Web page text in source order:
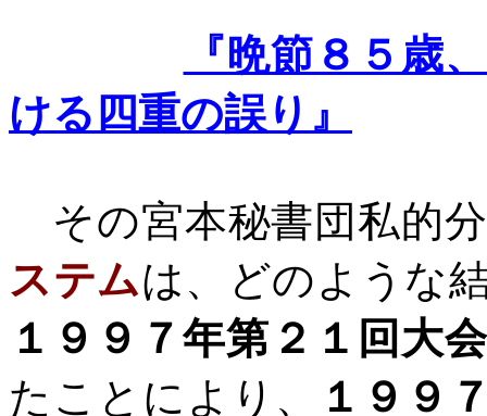
『晩節８５歳
ける四重の誤り』
その宮本秘書団私的
ステムは、どのような
１９９７年第２１回大
たことにより、
１９９